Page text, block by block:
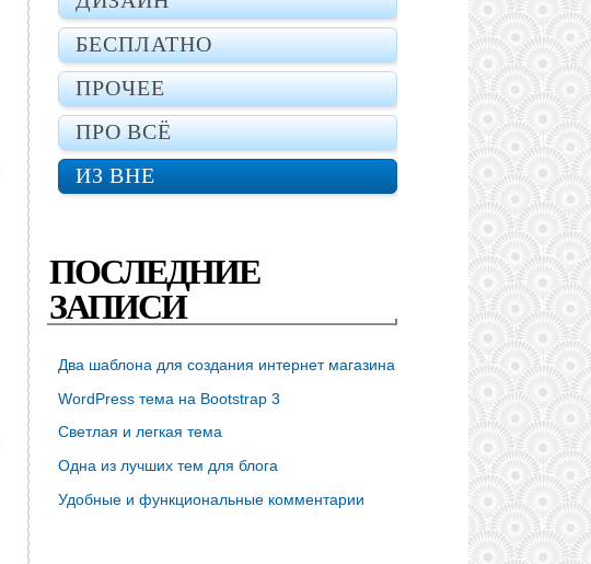
БЕСПЛАТНО
ПРОЧЕЕ
ПРО ВСЁ
ИЗ ВНЕ
ПОСЛЕДНИЕ
ЗАПИСИ
Два шаблона для создания интернет магазина
WordPress тема на Bootstrap 3
Светлая и легкая тема
Одна из лучших тем для блога
Удобные и функциональные комментарии